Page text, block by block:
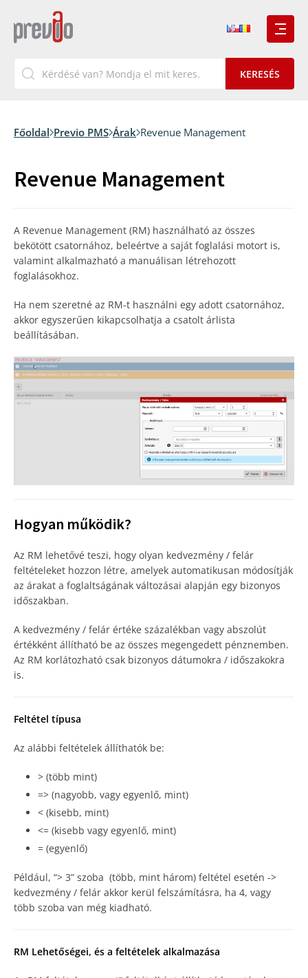
Főoldal Previo PMS Árak Revenue Management
Revenue Management
A Revenue Management (RM) használható az összes
bekötött csatornához, beleértve a saját foglalási motort is,
valamint alkalmazható a manuálisan létrehozott
foglalásokhoz.
Ha nem szeretné az RM-t használni egy adott csatornához,
akkor egyszerűen kikapcsolhatja a csatolt árlista
beállításában.
Hogyan működik?
Az RM lehetővé teszi, hogy olyan kedvezmény / felár
feltételeket hozzon létre, amelyek automatikusan módosítják
az árakat a foglaltságának változásai alapján egy bizonyos
időszakban.
A kedvezmény / felár értéke százalékban vagy abszolút
értékként állítható be az összes megengedett pénznemben.
Az RM korlátozható csak bizonyos dátumokra / időszakokra
is.
Feltétel típusa
Az alábbi feltételek állíthatók be:
> (több mint)
=> (nagyobb, vagy egyenlő, mint)
< (kisebb, mint)
<= (kisebb vagy egyenlő, mint)
= (egyenlő)
Például, “> 3” szoba (több, mint három) feltétel esetén ->
kedvezmény / felár akkor kerül felszámításra, ha 4, vagy
több szoba van még kiadható.
RM Lehetőségei, és a feltételek alkalmazása